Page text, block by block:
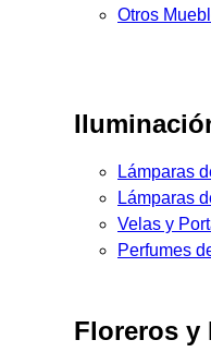
Otros
Lámparas
Lámparas
Velas y
Perfumes
Floreros y